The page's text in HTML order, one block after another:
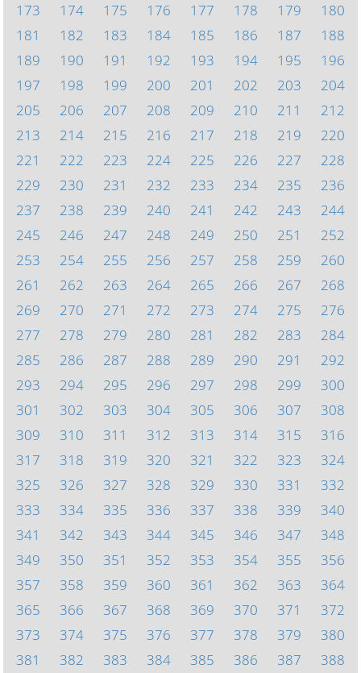
173
174 175 176 177 178 179
180
181
182 183 184 185 186 187
188
189
190 191 192 193 194 195
196
197
198 199 200 201 202 203
204
205
206 207 208 209 210 211
212
213
214 215 216 217 218 219
220
221
222 223 224 225 226 227
228
229
230 231 232 233 234 235
236
237
238 239 240 241 242 243
244
245
246 247 248 249 250 251
252
253
254 255 256 257 258 259
260
261
262 263 264 265 266 267
268
269
270 271 272 273 274 275
276
277
278 279 280 281 282 283
284
285
286 287 288 289 290 291
292
293
294 295 296 297 298 299
300
301
302 303 304 305 306 307
308
309
310 311 312 313 314 315
316
317
318 319 320 321 322 323
324
325
326 327 328 329 330 331
332
333
334 335 336 337 338 339
340
341
342 343 344 345 346 347
348
349
350 351 352 353 354 355
356
357
358 359 360 361 362 363
364
365
366 367 368 369 370 371
372
373
374 375 376 377 378 379
380
381
382 383 384 385 386 387 388